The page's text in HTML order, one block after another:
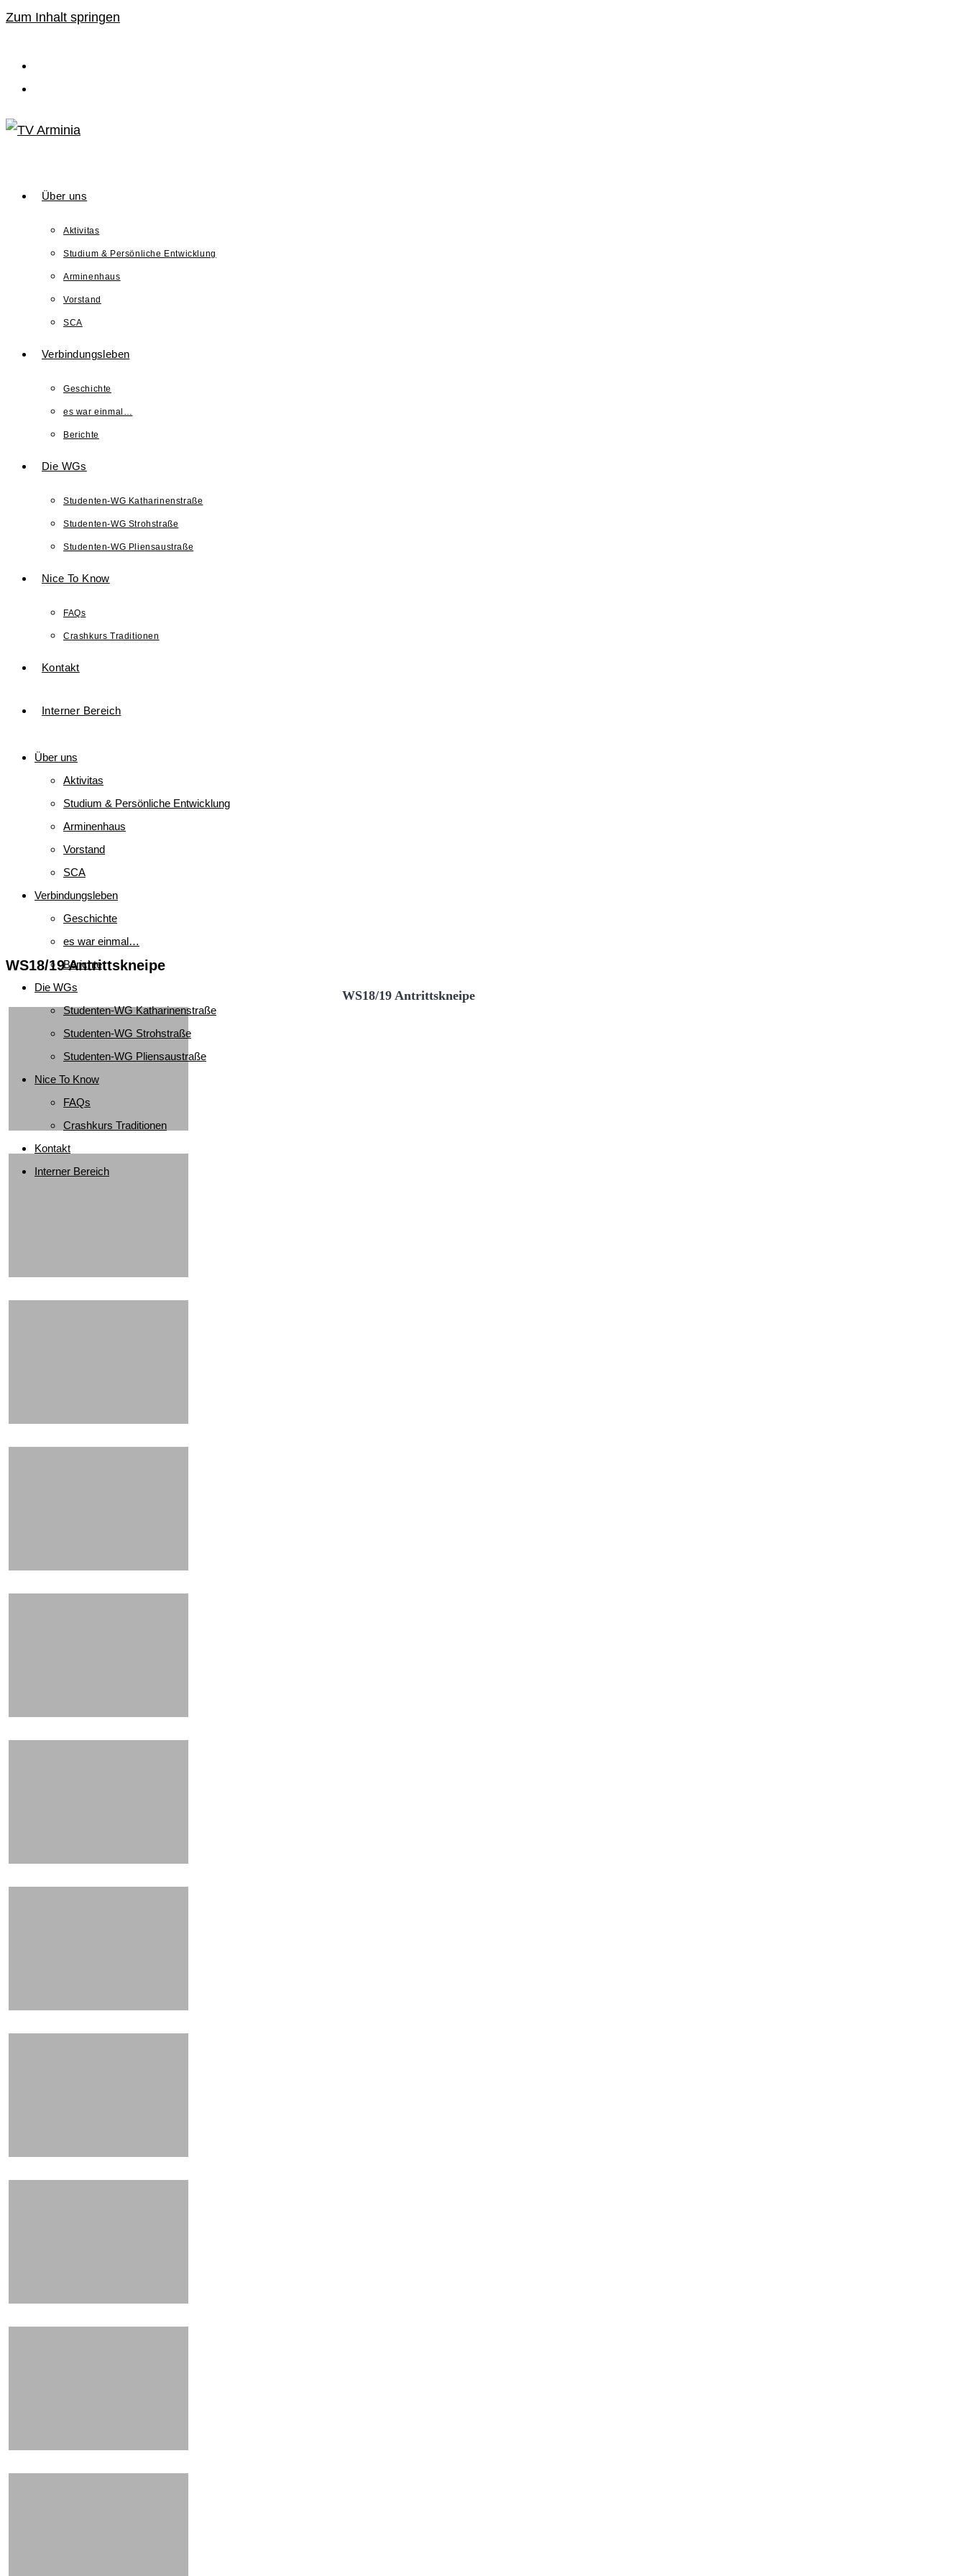
Zum Inhalt springen
Über uns
Aktivitas
Studium & Persönliche Entwicklung
Arminenhaus
Vorstand
SCA
Verbindungsleben
Geschichte
es war einmal…
Berichte
Die WGs
Studenten-WG Katharinenstraße
Studenten-WG Strohstraße
Studenten-WG Pliensaustraße
Nice To Know
FAQs
Crashkurs Traditionen
Kontakt
Interner Bereich
Über uns
Aktivitas
Studium & Persönliche Entwicklung
Arminenhaus
Vorstand
SCA
Verbindungsleben
Geschichte
es war einmal…
Berichte
Die WGs
Studenten-WG Katharinenstraße
Studenten-WG Strohstraße
Studenten-WG Pliensaustraße
Nice To Know
FAQs
Crashkurs Traditionen
Kontakt
Interner Bereich
WS18/19 Antrittskneipe
WS18/19 Antrittskneipe